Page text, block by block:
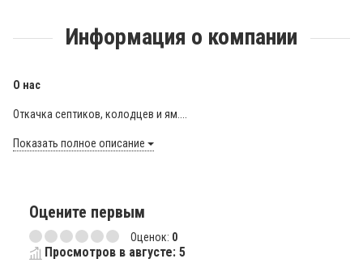
Информация о компании
О нас
Откачка септиков, колодцев и ям....
Показать полное описание
Оцените первым
Оценок: 0
Просмотров в августе: 5